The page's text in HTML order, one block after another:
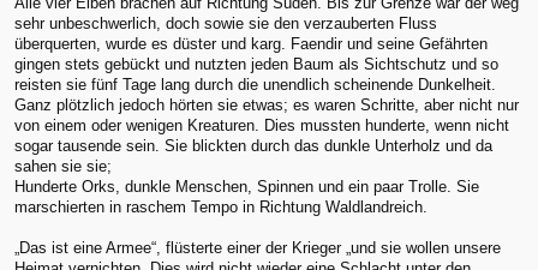
sehr unbeschwerlich, doch sowie sie den verzauberten Fluss
überquerten, wurde es düster und karg. Faendir und seine Gefährten
gingen stets gebückt und nutzten jeden Baum als Sichtschutz und so
reisten sie fünf Tage lang durch die unendlich scheinende Dunkelheit.
Ganz plötzlich jedoch hörten sie etwas; es waren Schritte, aber nicht nur
von einem oder wenigen Kreaturen. Dies mussten hunderte, wenn nicht
sogar tausende sein. Sie blickten durch das dunkle Unterholz und da
sahen sie sie;
Hunderte Orks, dunkle Menschen, Spinnen und ein paar Trolle. Sie
marschierten in raschem Tempo in Richtung Waldlandreich.
„Das ist eine Armee“, flüsterte einer der Krieger „und sie wollen unsere